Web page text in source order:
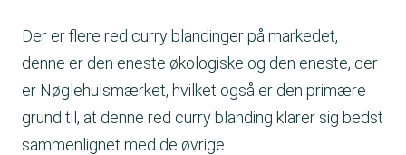
Der er flere red curry blandinger på markedet,
denne er den eneste økologiske og den eneste, der
er Nøglehulsmærket, hvilket også er den primære
grund til, at denne red curry blanding klarer sig bedst
sammenlignet med de øvrige.